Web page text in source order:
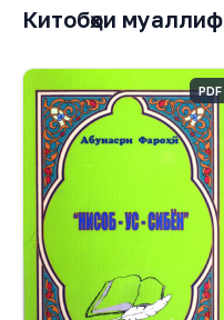
Китобҳои муаллиф
PDF